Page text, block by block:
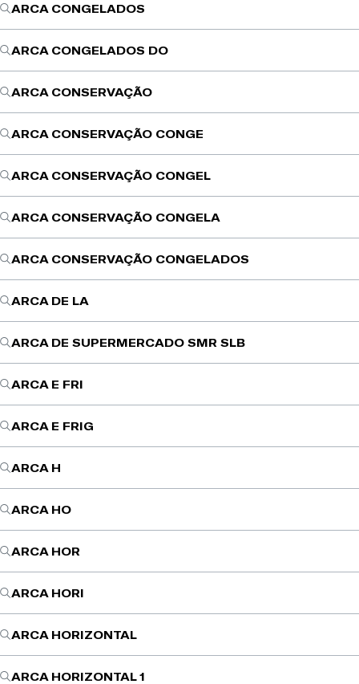
ARCA CONGELADOS
ARCA CONGELADOS DO
ARCA CONSERVAÇÃO
ARCA CONSERVAÇÃO CONGE
ARCA CONSERVAÇÃO CONGEL
ARCA CONSERVAÇÃO CONGELA
ARCA CONSERVAÇÃO CONGELADOS
ARCA DE LA
ARCA DE SUPERMERCADO SMR SLB
ARCA E FRI
ARCA E FRIG
ARCA H
ARCA HO
ARCA HOR
ARCA HORI
ARCA HORIZONTAL
ARCA HORIZONTAL 1